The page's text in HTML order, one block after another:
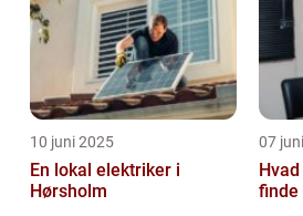
10 juni 2025
En lokal elektriker i
Hørsholm
07
finde